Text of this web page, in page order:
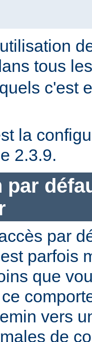
tous
c'est
la
2.3.9.
par
par
parfois
que
vers
de